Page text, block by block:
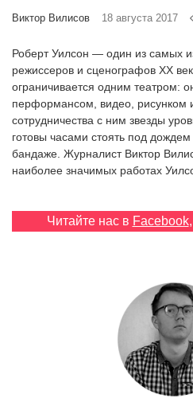
EN
UA
Виктор Вилисов 18 августа 2017
Роберт Уилсон — один из самых
режиссеров и сценографов XX
ограничивается одним театром:
перформансом, видео, рисунком
сотрудничества с ним звезды
готовы часами стоять под дождем
бандаже. Журналист Виктор
наиболее значимых работах
Читайте нас в Facebook,